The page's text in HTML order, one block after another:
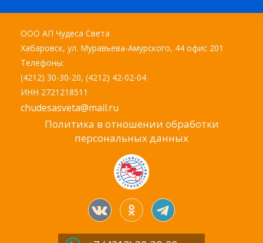
ООО АП Чудеса Света
Хабаровск, ул. Муравьева-Амурского, 44 офис 201
Телефоны:
(4212) 30-30-20, (4212) 42-02-04
ИНН 2721218511
chudesasveta@mail.ru
Политика в отношении обработки
персональных данных